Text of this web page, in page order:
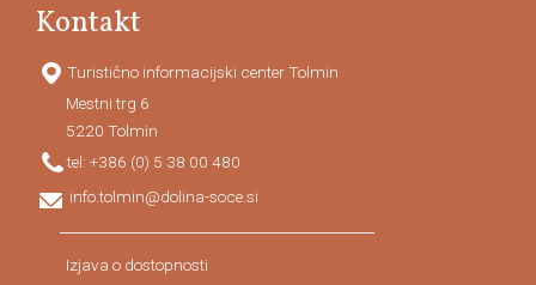
Kontakt
Turistično informacijski center Tolmin
Mestni trg 6
5220 Tolmin
tel: +386 (0) 5 38 00 480
info.tolmin@dolina-soce.si
Izjava o dostopnosti